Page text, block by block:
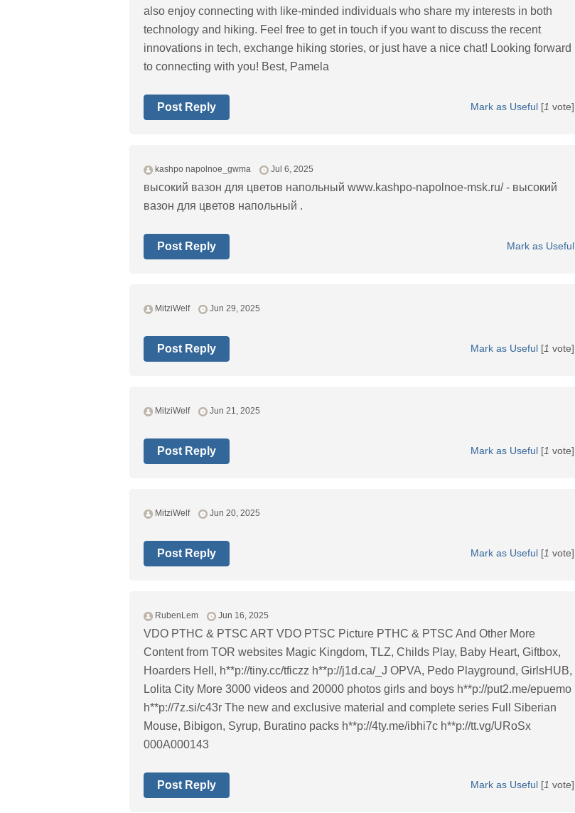
also enjoy connecting with like-minded individuals who share my interests in both
technology and hiking. Feel free to get in touch if you want to discuss the recent
innovations in tech, exchange hiking stories, or just have a nice chat! Looking forward
to connecting with you! Best, Pamela
Mark as Useful [1 vote]
Post Reply
kashpo napolnoe_gwma Jul 6, 2025
высокий вазон для цветов напольный www.kashpo-napolnoe-msk.ru/ - высокий
вазон для цветов напольный .
Mark as Useful
Post Reply
MitziWelf Jun 29, 2025
Mark as Useful [1 vote]
Post Reply
MitziWelf Jun 21, 2025
Mark as Useful [1 vote]
Post Reply
MitziWelf Jun 20, 2025
Mark as Useful [1 vote]
Post Reply
RubenLem Jun 16, 2025
VDO PTHC & PTSC ART VDO PTSC Picture PTHC & PTSC And Other More
Content from TOR websites Magic Kingdom, TLZ, Childs Play, Baby Heart, Giftbox,
Hoarders Hell, h**p://tiny.cc/tficzz h**p://j1d.ca/_J OPVA, Pedo Playground, GirlsHUB,
Lolita City More 3000 videos and 20000 photos girls and boys h**p://put2.me/epuemo
h**p://7z.si/c43r The new and exclusive material and complete series Full Siberian
Mouse, Bibigon, Syrup, Buratino packs h**p://4ty.me/ibhi7c h**p://tt.vg/URoSx
000A000143
Mark as Useful [1 vote]
Post Reply